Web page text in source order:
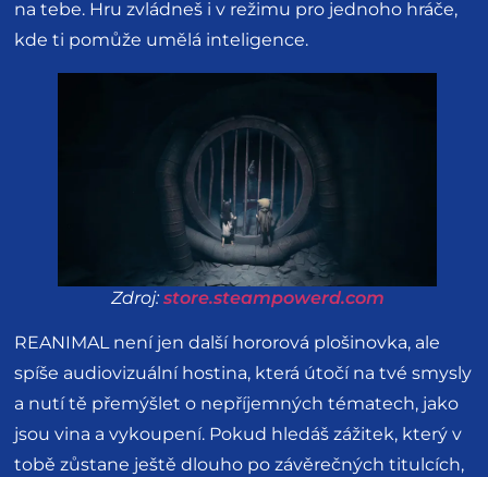
na tebe. Hru zvládneš i v režimu pro jednoho hráče,
kde ti pomůže umělá inteligence.
Zdroj:store.steampowerd.com
REANIMAL není jen další hororová plošinovka, ale
spíše audiovizuální hostina, která útočí na tvé smysly
a nutí tě přemýšlet o nepříjemných tématech, jako
jsou vina a vykoupení. Pokud hledáš zážitek, který v
tobě zůstane ještě dlouho po závěrečných titulcích,